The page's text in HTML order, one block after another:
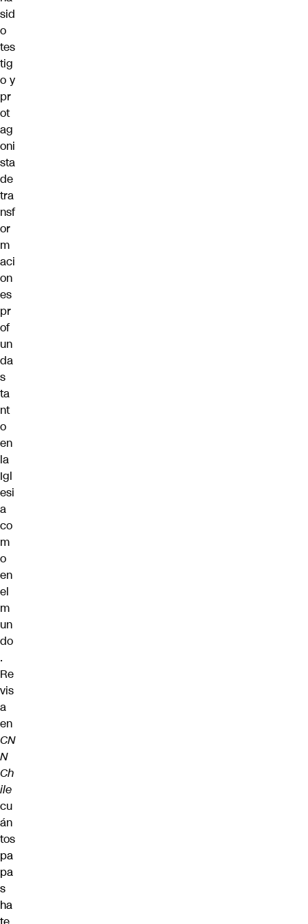
sid
o
tes
tig
o y
pr
ot
ag
oni
sta
de
tra
nsf
or
m
aci
on
es
pr
of
un
da
s
ta
nt
o
en
la
Igl
esi
a
co
m
o
en
el
m
un
do
.
Re
vis
a
en
CN
N
Ch
ile
cu
án
tos
pa
pa
s
ha